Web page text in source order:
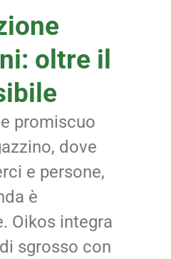
oltre il
promiscuo
dove
e persone,
è
Oikos integra
sgrosso con